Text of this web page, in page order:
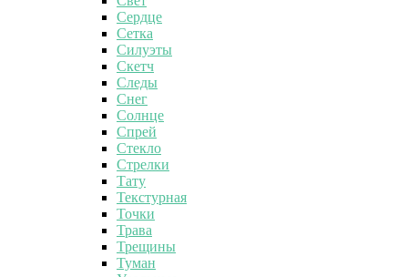
Сердце
Сетка
Силуэты
Скетч
Следы
Снег
Солнце
Спрей
Стекло
Стрелки
Тату
Текстурная
Точки
Трава
Трещины
Туман